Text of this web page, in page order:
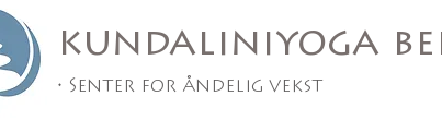
kundaliniyoga
• Senter for åndelig vekst